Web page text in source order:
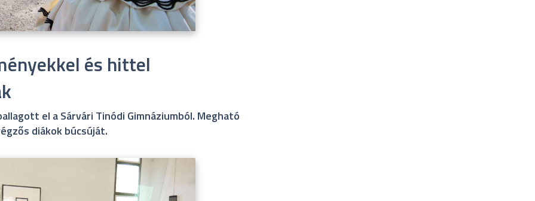
és hittel
el a Sárvári Tinódi Gimnáziumból. Megható
diákok búcsúját.